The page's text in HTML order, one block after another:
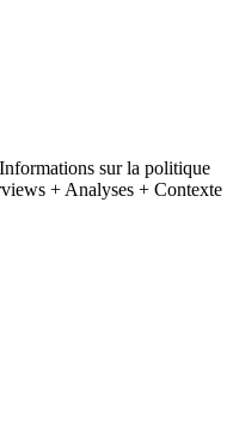
Informations sur la politique
+ Analyses + Contexte